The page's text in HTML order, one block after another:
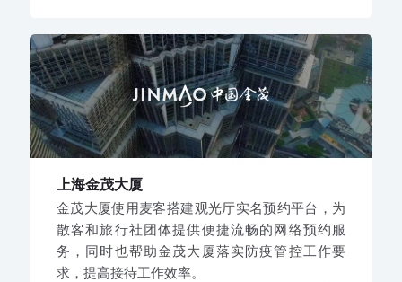
上海金茂大厦
金茂大厦使用麦客搭建观光厅实名预约平台，为
散客和旅行社团体提供便捷流畅的网络预约服
务，同时也帮助金茂大厦落实防疫管控工作要
求，提高接待工作效率。